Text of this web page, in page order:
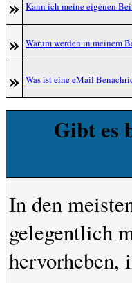
» Kann ich meine eigenen
» Warum werden in meinem
» Was ist eine eMail
Gibt es
In den
gelegentlich
hervorheben,